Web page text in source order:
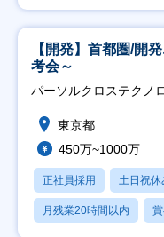
【開発】首都圏/開
考会～
パーソルクロステクノ
東京都
450万~1000万
正社員採用 土日祝休
月残業20時間以内